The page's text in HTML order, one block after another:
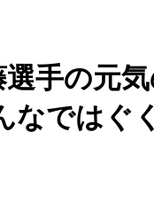
選手の元
なではぐ